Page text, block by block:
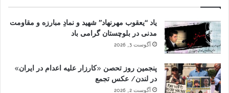
یاد “یعقوب مهرنهاد” شهید و نمادِ مبارزه و مقاومت
مدنی در بلوچستان گرامی باد
آگوست 3, 2026
پنجمین روز تحصن «کارزار علیه اعدام در ایران»
در لندن/ عکس تجمع
آگوست 2, 2026